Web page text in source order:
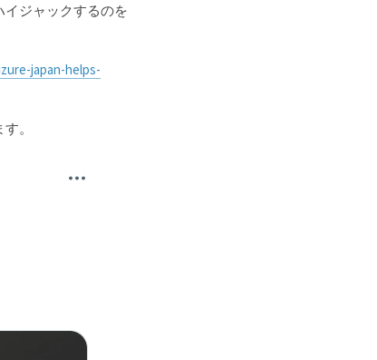
ジャックするのを
japan-helps-
。